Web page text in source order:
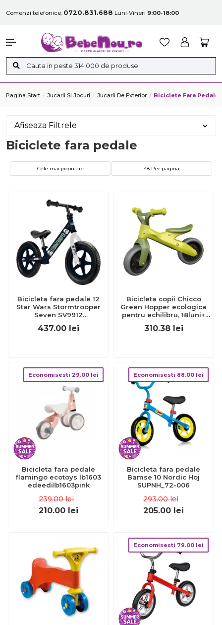
Comenzi telefonice: 0720.831.688 Luni-Vineri 9:00-18:00
Pagina Start Jucarii Si Jocuri Jucarii De Exterior Biciclete Fara Pedale
Afiseaza Filtrele
Biciclete fara pedale
Cele mai populare 48 Per pagina
Bicicleta fara pedale 12
Star Wars Stormtrooper
Seven SV9912
437.00 lei
Bicicleta copii Chicco
Green Hopper ecologica
pentru echilibru, 18luni+
310.38 lei
Economisesti 29.00 lei
Bicicleta fara pedale
flamingo ecotoys lb1603
edeedilb1603pink
239.00 lei
210.00 lei
Economisesti 88.00 lei
Bicicleta fara pedale
Bamse 10 Nordic Hoj
SUPNH_72-006
293.00 lei
205.00 lei
Economisesti 79.00 lei